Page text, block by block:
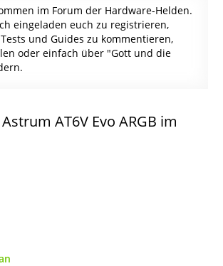
im Forum der Hardware-Helden.
eingeladen euch zu registrieren,
und Guides zu kommentieren,
oder einfach über "Gott und die
AT6V Evo ARGB im